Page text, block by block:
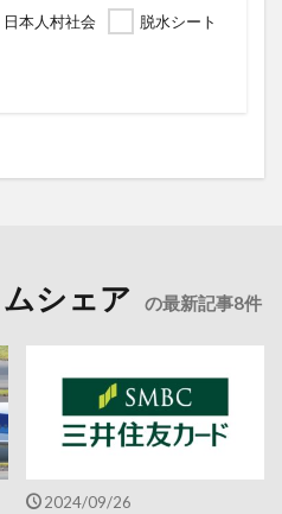
日本人村社会 脱水シート
シェア の最新記事8件
2024/09/26